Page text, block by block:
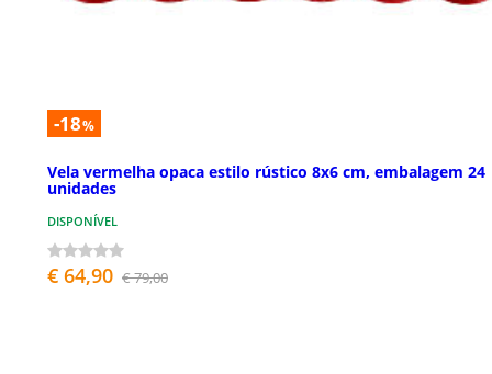
-18%
Vela vermelha opaca estilo rústico 8x6 cm, embalagem 24
unidades
DISPONÍVEL
€ 64,90 € 79,00